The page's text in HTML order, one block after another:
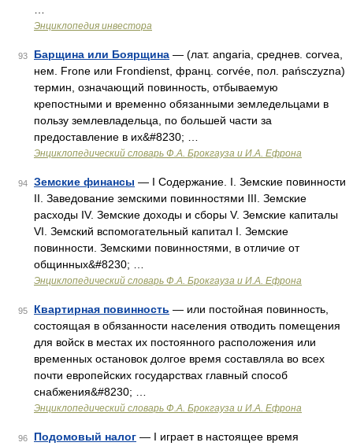
Энциклопедия инвестора
93 Барщина или Боярщина — (лат. angaria, среднев. corvea,
нем. Frone или Frondienst, франц. corvée, пол. pańsczyzna)
термин, означающий повинность, отбываемую
крепостными и временно обязанными земледельцами в
пользу землевладельца, по большей части за
предоставление в их&#8230; …
Энциклопедический словарь Ф.А. Брокгауза и И.А. Ефрона
94 Земские финансы — I Содержание. I. Земские повинности
II. Заведование земскими повинностями III. Земские
расходы IV. Земские доходы и сборы V. Земские капиталы
VI. Земский вспомогательный капитал I. Земские
повинности. Земскими повинностями, в отличие от
общинных&#8230; …
Энциклопедический словарь Ф.А. Брокгауза и И.А. Ефрона
95 Квартирная повинность — или постойная повинность,
состоящая в обязанности населения отводить помещения
для войск в местах их постоянного расположения или
временных остановок долгое время составляла во всех
почти европейских государствах главный способ
снабжения&#8230; …
Энциклопедический словарь Ф.А. Брокгауза и И.А. Ефрона
96 Подомовый налог — I играет в настоящее время